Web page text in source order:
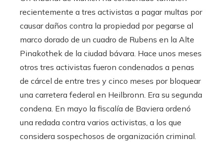
recientemente a tres activistas a pagar multas por
causar daños contra la propiedad por pegarse al
marco dorado de un cuadro de Rubens en la Alte
Pinakothek de la ciudad bávara. Hace unos meses
otros tres activistas fueron condenados a penas
de cárcel de entre tres y cinco meses por bloquear
una carretera federal en Heilbronn. Era su segunda
condena. En mayo la fiscalía de Baviera ordenó
una redada contra varios activistas, a los que
considera sospechosos de organización criminal.